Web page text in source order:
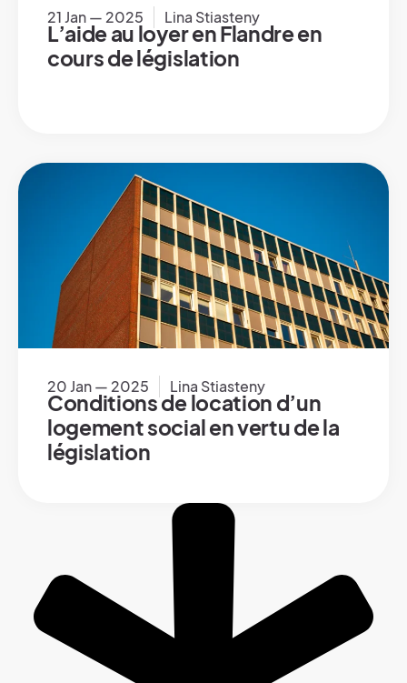
21 Jan — 2025 Lina Stiasteny
L’aide au loyer en Flandre en
cours de législation
20 Jan — 2025 Lina Stiasteny
Conditions de location d’un
logement social en vertu de la
législation